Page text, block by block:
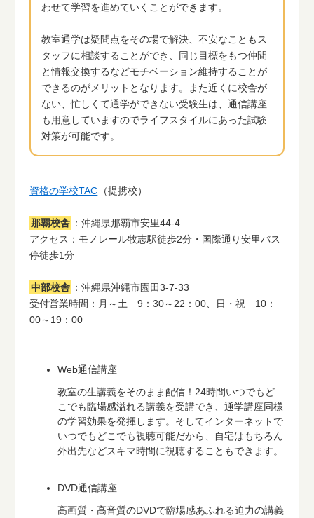
わせて学習を進めていくことができます。
教室通学は疑問点をその場で解決、不安なこともス
タッフに相談することができ、同じ目標をもつ仲間
と情報交換するなどモチベーション維持することが
できるのがメリットとなります。また近くに校舎が
ない、忙しくて通学ができない受験生は、通信講座
も用意していますのでライフスタイルにあった試験
対策が可能です。
資格の学校TAC （提携校）
那覇校舎 ：沖縄県那覇市安里44-4
アクセス：モノレール牧志駅徒歩2分・国際通り安里バス
停徒歩1分
中部校舎 ：沖縄県沖縄市園田3-7-33
受付営業時間：月～土 9：30～22：00、日・祝 10：
00～19：00
Web通信講座
教室の生講義をそのまま配信！24時間いつでもど
こでも臨場感溢れる講義を受講でき、通学講座同様
の学習効果を発揮します。そしてインターネットで
いつでもどこでも視聴可能だから、自宅はもちろん
外出先などスキマ時間に視聴することもできます。
DVD通信講座
高画質・高音質のDVDで臨場感あふれる迫力の講義